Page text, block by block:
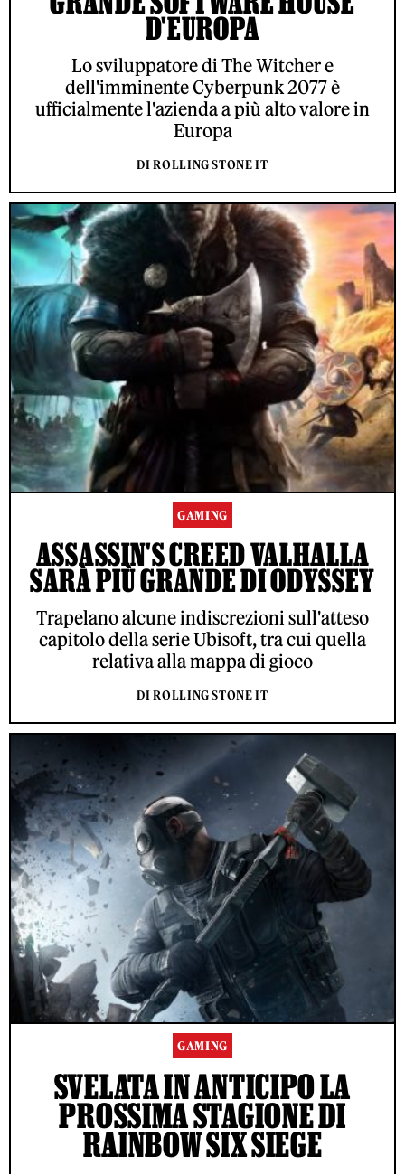
D'EUROPA
Lo sviluppatore di The Witcher e
dell'imminente Cyberpunk 2077 è
ufficialmente l'azienda a più alto valore in
Europa
DI ROLLING STONE IT
GAMING
ASSASSIN'S CREED VALHALLA
SARÀ PIÙ GRANDE DI ODYSSEY
Trapelano alcune indiscrezioni sull'atteso
capitolo della serie Ubisoft, tra cui quella
relativa alla mappa di gioco
DI ROLLING STONE IT
GAMING
SVELATA IN ANTICIPO LA
PROSSIMA STAGIONE DI
RAINBOW SIX SIEGE